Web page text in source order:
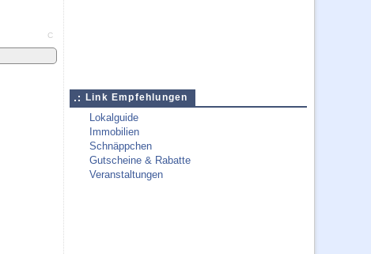
C
Link Empfehlungen
Lokalguide
Immobilien
Schnäppchen
Gutscheine & Rabatte
Veranstaltungen